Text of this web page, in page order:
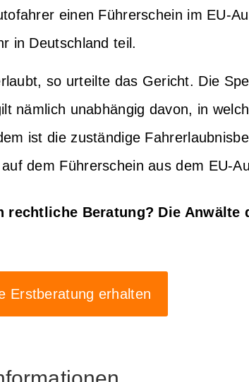
einen Führerschein im EU-
in Deutschland teil.
so urteilte das Gericht. Die
nämlich unabhängig davon, in
ist die zuständige
dem Führerschein aus dem EU-
rechtliche Beratung? Die Anwälte
Erstberatung erhalten